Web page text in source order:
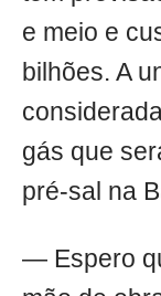
e meio e
bilhões. A
gás que
pré-sal na
— Espero